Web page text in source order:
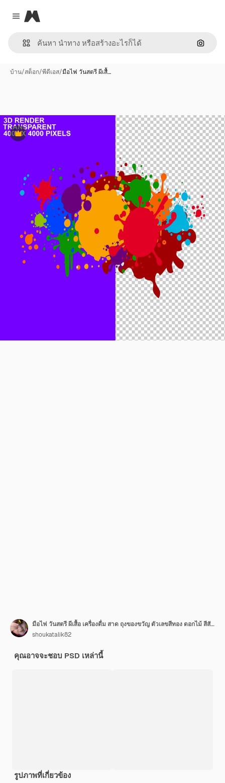
Close menu
Magnific
ค้นหา
บ้าน/สต็อก/พีดีเอส/มือไฟ วันสตรี ผีเสื้…
พรีเมี่ยม
มือไฟ วันสตรี ผีเสื้อ เครื่องดื่ม สาด ถุงของขวัญ ตัวเลขสีทอง ดอกไม้ สีสัน สีทา
shoukatalik82
คุณอาจจะชอบ PSD เหล่านี้
รูปภาพที่เกี่ยวข้อง